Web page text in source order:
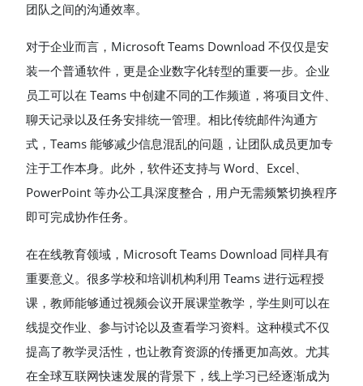
团队之间的沟通效率。
对于企业而言，Microsoft Teams Download 不仅仅是安
装一个普通软件，更是企业数字化转型的重要一步。企业
员工可以在 Teams 中创建不同的工作频道，将项目文件、
聊天记录以及任务安排统一管理。相比传统邮件沟通方
式，Teams 能够减少信息混乱的问题，让团队成员更加专
注于工作本身。此外，软件还支持与 Word、Excel、
PowerPoint 等办公工具深度整合，用户无需频繁切换程序
即可完成协作任务。
在在线教育领域，Microsoft Teams Download 同样具有
重要意义。很多学校和培训机构利用 Teams 进行远程授
课，教师能够通过视频会议开展课堂教学，学生则可以在
线提交作业、参与讨论以及查看学习资料。这种模式不仅
提高了教学灵活性，也让教育资源的传播更加高效。尤其
在全球互联网快速发展的背景下，线上学习已经逐渐成为